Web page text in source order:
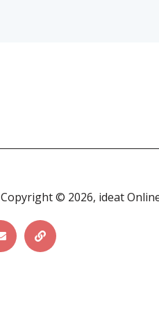
Copyright © 2026, ideat